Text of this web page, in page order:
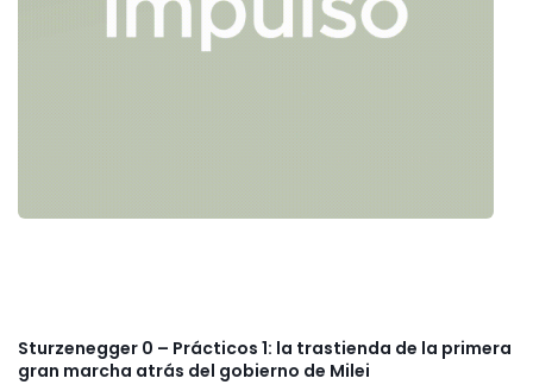
Sturzenegger 0 – Prácticos 1: la trastienda de la primera
gran marcha atrás del gobierno de Milei